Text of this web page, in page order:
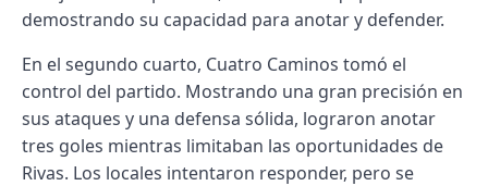
demostrando su capacidad para anotar y defender.
En el segundo cuarto, Cuatro Caminos tomó el
control del partido. Mostrando una gran precisión en
sus ataques y una defensa sólida, lograron anotar
tres goles mientras limitaban las oportunidades de
Rivas. Los locales intentaron responder, pero se